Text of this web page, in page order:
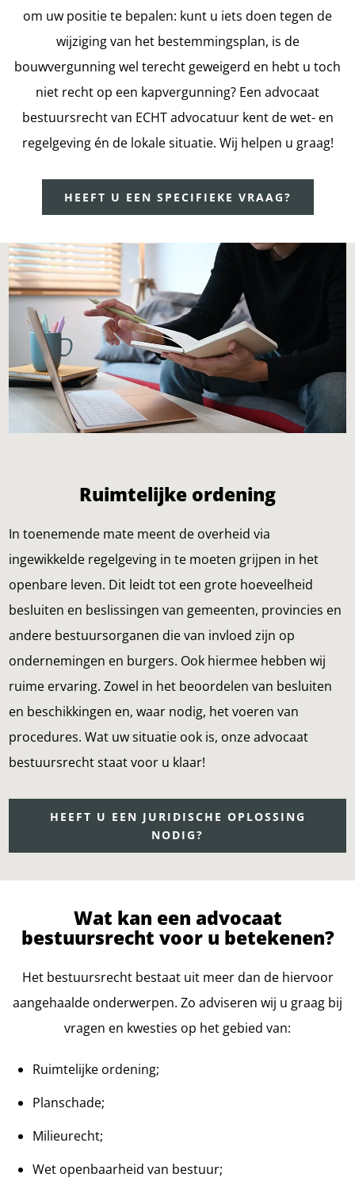
om uw positie te bepalen: kunt u iets doen tegen de
wijziging van het bestemmingsplan, is de
bouwvergunning wel terecht geweigerd en hebt u toch
niet recht op een kapvergunning? Een advocaat
bestuursrecht van ECHT advocatuur kent de wet- en
regelgeving én de lokale situatie. Wij helpen u graag!
HEEFT U EEN SPECIFIEKE VRAAG?
Ruimtelijke ordening
In toenemende mate meent de overheid via
ingewikkelde regelgeving in te moeten grijpen in het
openbare leven. Dit leidt tot een grote hoeveelheid
besluiten en beslissingen van gemeenten, provincies en
andere bestuursorganen die van invloed zijn op
ondernemingen en burgers. Ook hiermee hebben wij
ruime ervaring. Zowel in het beoordelen van besluiten
en beschikkingen en, waar nodig, het voeren van
procedures. Wat uw situatie ook is, onze advocaat
bestuursrecht staat voor u klaar!
HEEFT U EEN JURIDISCHE OPLOSSING
NODIG?
Wat kan een advocaat
bestuursrecht voor u betekenen?
Het bestuursrecht bestaat uit meer dan de hiervoor
aangehaalde onderwerpen. Zo adviseren wij u graag bij
vragen en kwesties op het gebied van:
Ruimtelijke ordening;
Planschade;
Milieurecht;
Wet openbaarheid van bestuur;